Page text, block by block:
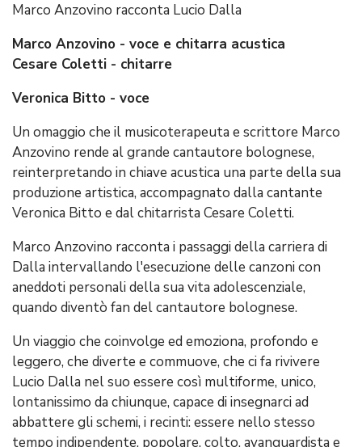
Marco Anzovino racconta Lucio Dalla
Marco Anzovino - voce e chitarra acustica
Cesare Coletti - chitarre
Veronica Bitto - voce
Un omaggio che il musicoterapeuta e scrittore Marco
Anzovino rende al grande cantautore bolognese,
reinterpretando in chiave acustica una parte della sua
produzione artistica, accompagnato dalla cantante
Veronica Bitto e dal chitarrista Cesare Coletti.
Marco Anzovino racconta i passaggi della carriera di
Dalla intervallando l'esecuzione delle canzoni con
aneddoti personali della sua vita adolescenziale,
quando diventò fan del cantautore bolognese.
Un viaggio che coinvolge ed emoziona, profondo e
leggero, che diverte e commuove, che ci fa rivivere
Lucio Dalla nel suo essere così multiforme, unico,
lontanissimo da chiunque, capace di insegnarci ad
abbattere gli schemi, i recinti: essere nello stesso
tempo indipendente, popolare, colto, avanguardista e